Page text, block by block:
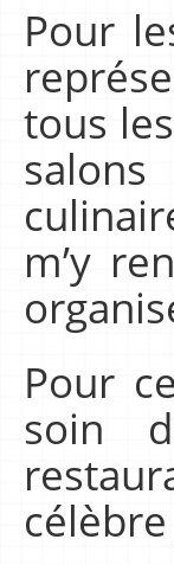
Pour
tous
m’y
Pour
soin